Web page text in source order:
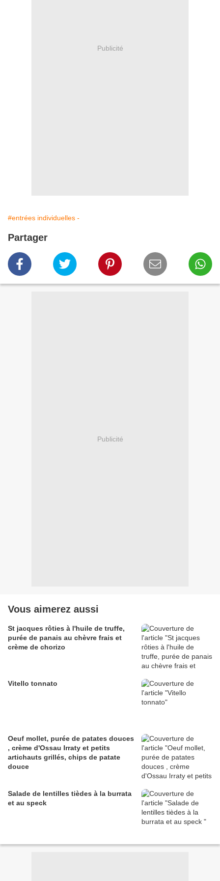
Publicité
#entrées individuelles -
Partager
Publicité
Vous aimerez aussi
St jacques rôties à l'huile de truffe,
purée de panais au chèvre frais et
crème de chorizo
Vitello tonnato
Oeuf mollet, purée de patates douces
, crème d'Ossau Irraty et petits
artichauts grillés, chips de patate
douce
Salade de lentilles tièdes à la burrata
et au speck